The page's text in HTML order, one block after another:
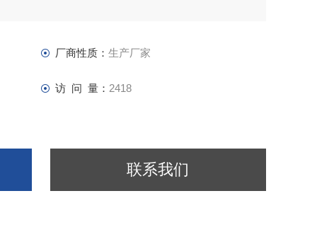
厂商性质： 生产厂家
访 问 量： 2418
联系我们